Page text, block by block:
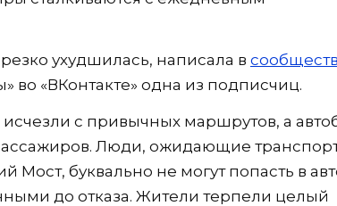
ухудшилась, написала в
во «ВКонтакте» одна из подписчиц.
с привычных маршрутов, а
Люди, ожидающие
Мост, буквально не могут попасть в
до отказа. Жители терпели целый